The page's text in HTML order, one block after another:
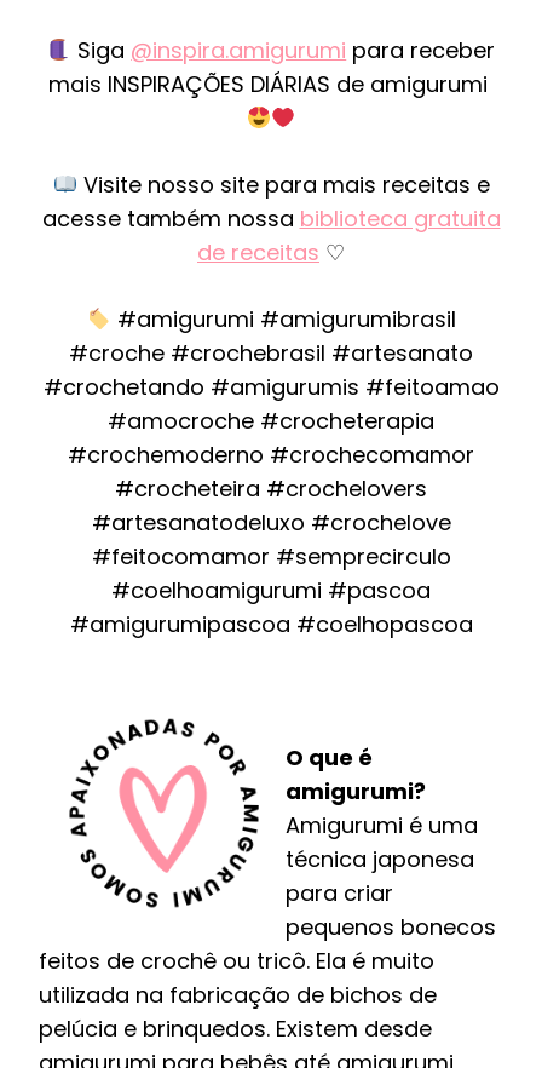
Siga @inspira.amigurumi para receber
mais INSPIRAÇÕES DIÁRIAS de amigurumi
Visite nosso site para mais receitas e
acesse também nossa biblioteca gratuita
de receitas ♡
#amigurumi #amigurumibrasil
#croche #crochebrasil #artesanato
#crochetando #amigurumis #feitoamao
#amocroche #crocheterapia
#crochemoderno #crochecomamor
#crocheteira #crochelovers
#artesanatodeluxo #crochelove
#feitocomamor #semprecirculo
#coelhoamigurumi #pascoa
#amigurumipascoa #coelhopascoa
O que é
amigurumi?
Amigurumi é uma
técnica japonesa
para criar
pequenos bonecos
feitos de crochê ou tricô. Ela é muito
utilizada na fabricação de bichos de
pelúcia e brinquedos. Existem desde